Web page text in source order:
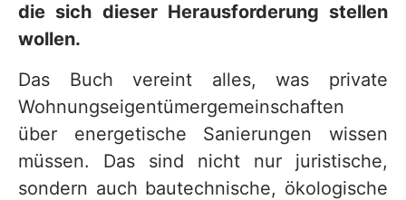
die sich dieser Herausforderung stellen
wollen.
Das Buch vereint alles, was private
Wohnungseigentümergemeinschaften
über energetische Sanierungen wissen
müssen. Das sind nicht nur juristische,
sondern auch bautechnische, ökologische